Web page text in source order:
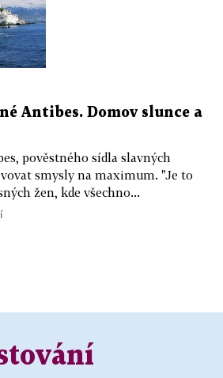
Antibes. Domov slunce a
pověstného sídla slavných
smysly na maximum. "Je to
žen, kde všechno...